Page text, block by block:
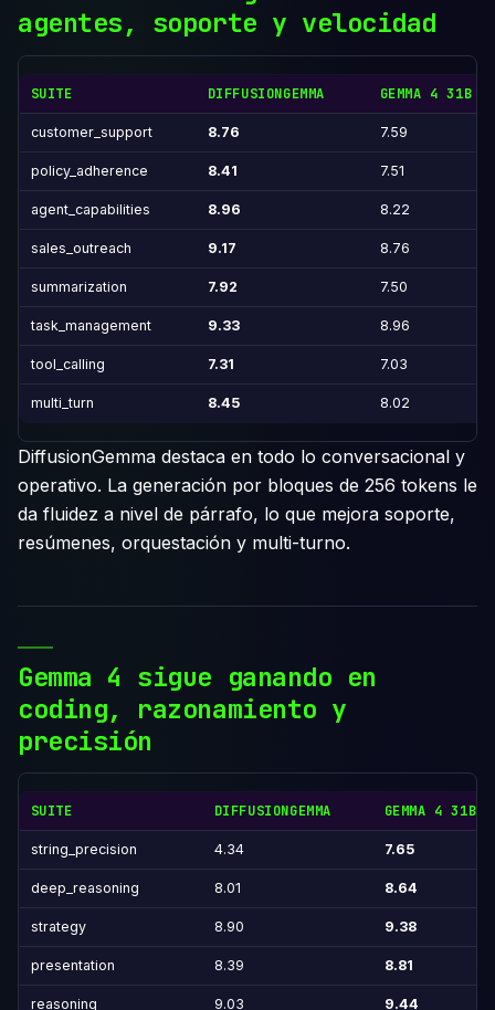
agentes, soporte y velocidad
SUITE DIFFUSIONGEMMA GEMMA 4 31B
customer_support 8.76 7.59
policy_adherence 8.41 7.51
agent_capabilities 8.96 8.22
sales_outreach 9.17 8.76
summarization 7.92 7.50
task_management 9.33 8.96
tool_calling 7.31 7.03
multi_turn 8.45 8.02
DiffusionGemma destaca en todo lo conversacional y
operativo. La generación por bloques de 256 tokens le
da fluidez a nivel de párrafo, lo que mejora soporte,
resúmenes, orquestación y multi-turno.
Gemma 4 sigue ganando en
coding, razonamiento y
precisión
SUITE DIFFUSIONGEMMA GEMMA 4 31B
string_precision 4.34 7.65
deep_reasoning 8.01 8.64
strategy 8.90 9.38
presentation 8.39 8.81
reasoning 9.03 9.44